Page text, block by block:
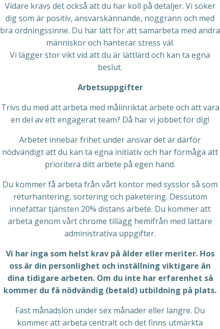
Vidare krävs det också att du har koll på detaljer. Vi söker
dig som är positiv, ansvarskännande, noggrann och med
bra ordningssinne. Du har lätt för att samarbeta med andra
människor och hanterar stress väl.
Vi lägger stor vikt vid att du är lättlärd och kan ta egna
beslut.
Arbetsuppgifter
Trivs du med att arbeta med målinriktat arbete och att vara
en del av ett engagerat team? Då har vi jobbet för dig!
Arbetet innebär frihet under ansvar det är därför
nödvändigt att du kan ta egna initiativ och har förmåga att
prioritera ditt arbete på egen hand.
Du kommer få arbeta från vårt kontor med sysslor så som
returhantering, sortering och paketering. Dessutom
innefattar tjänsten 20% distans arbete. Du kommer att
arbeta genom vårt chrome tillägg hemifrån med lättare
administrativa uppgifter.
Vi har inga som helst krav på ålder eller meriter. Hos
oss är din personlighet och inställning viktigare än
dina tidigare arbeten. Om du inte har erfarenhet så
kommer du få nödvändig (betald) utbildning på plats.
Fast månadslön under sex månader eller längre. Du
kommer att arbeta centralt och det finns utmärkta